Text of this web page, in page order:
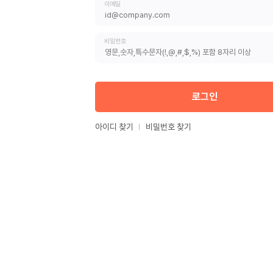
이메일
비밀번호
로그인
아이디 찾기 비밀번호 찾기